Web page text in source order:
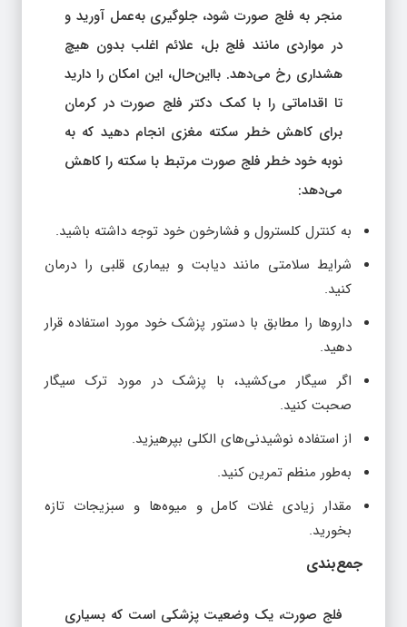
منجر به فلج صورت شود، جلوگیری به‌عمل آورید و
در مواردی مانند فلج بل، علائم اغلب بدون هیچ
هشداری رخ می‌دهد. بااین‌حال، این امکان را دارید
تا اقداماتی را با کمک دکتر فلج صورت در کرمان
برای کاهش خطر سکته مغزی انجام دهید که به
نوبه خود خطر فلج صورت مرتبط با سکته را کاهش
می‌دهد:
به کنترل کلسترول و فشارخون خود توجه داشته باشید.
شرایط سلامتی مانند دیابت و بیماری قلبی را درمان
کنید.
داروها را مطابق با دستور پزشک خود مورد استفاده قرار
دهید.
اگر سیگار می‌کشید، با پزشک در مورد ترک سیگار
صحبت کنید.
از استفاده نوشیدنی‌های الکلی بپرهیزید.
به‌طور منظم تمرین کنید.
مقدار زیادی غلات کامل و میوه‌ها و سبزیجات تازه
بخورید.
جمع‌بندی
فلج صورت، یک وضعیت پزشکی است که بسیاری